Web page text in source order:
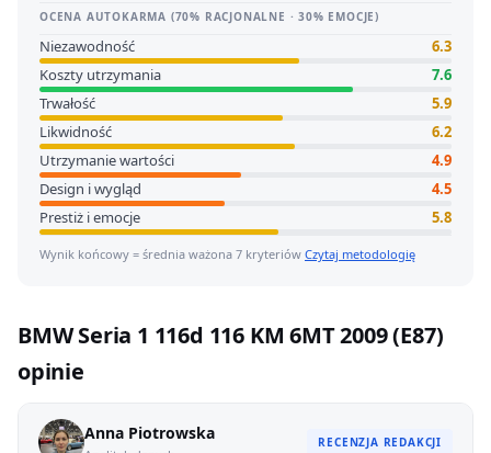
OCENA AUTOKARMA (70% RACJONALNE · 30% EMOCJE)
Niezawodność
6.3
Koszty utrzymania
7.6
Trwałość
5.9
Likwidność
6.2
Utrzymanie wartości
4.9
Design i wygląd
4.5
Prestiż i emocje
5.8
Wynik końcowy = średnia ważona 7 kryteriów Czytaj metodologię
BMW Seria 1 116d 116 KM 6MT 2009 (E87)
opinie
Anna Piotrowska RECENZJA REDAKCJI